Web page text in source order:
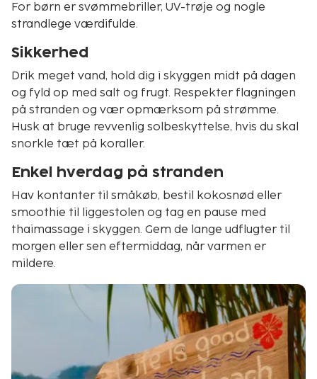
For børn er svømmebriller, UV-trøje og nogle
strandlege værdifulde.
Sikkerhed
Drik meget vand, hold dig i skyggen midt på dagen
og fyld op med salt og frugt. Respekter flagningen
på stranden og vær opmærksom på strømme.
Husk at bruge revvenlig solbeskyttelse, hvis du skal
snorkle tæt på koraller.
Enkel hverdag på stranden
Hav kontanter til småkøb, bestil kokosnød eller
smoothie til liggestolen og tag en pause med
thaimassage i skyggen. Gem de lange udflugter til
morgen eller sen eftermiddag, når varmen er
mildere.